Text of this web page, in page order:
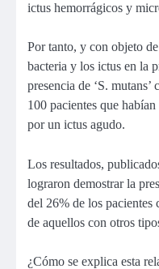
ictus hemorrágicos y
Por tanto, y con objeto
bacteria y los ictus en la
presencia de ‘S. mutans’
100 pacientes que
por un ictus agudo.
Los resultados,
lograron demostrar la
del 26% de los
de aquellos con otros
¿Cómo se explica esta